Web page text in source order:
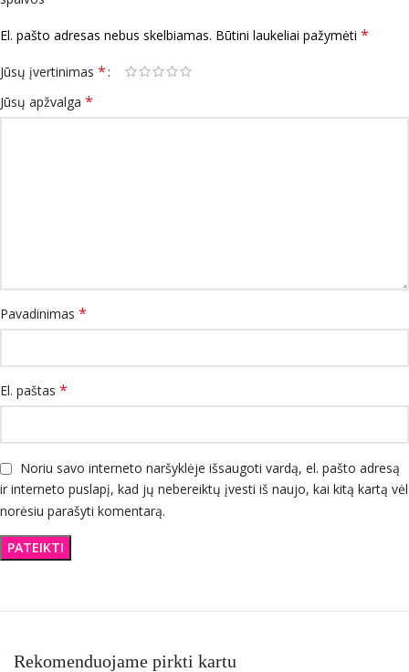
El. pašto adresas nebus skelbiamas. Būtini laukeliai pažymėti *
Jūsų įvertinimas *
Jūsų apžvalga *
Pavadinimas *
El. paštas *
Noriu savo interneto naršyklėje išsaugoti vardą, el. pašto adresą
ir interneto puslapį, kad jų nebereiktų įvesti iš naujo, kai kitą kartą vėl
norėsiu parašyti komentarą.
Rekomenduojame pirkti kartu